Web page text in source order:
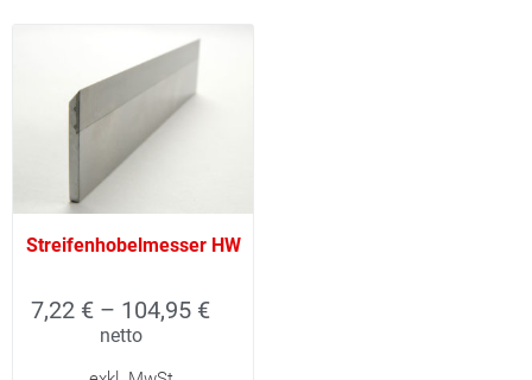
Streifenhobelmesser HW
7,22 € – 104,95 €
netto